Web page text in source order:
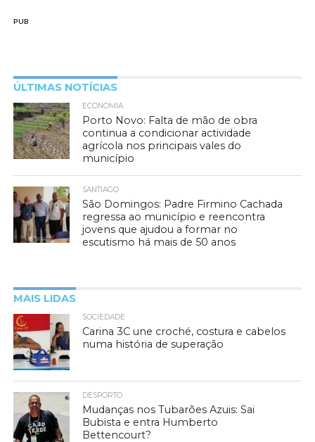
PUB
ÚLTIMAS NOTÍCIAS
ECONOMIA
Porto Novo: Falta de mão de obra
continua a condicionar actividade
agrícola nos principais vales do
município
SANTIAGO
São Domingos: Padre Firmino Cachada
regressa ao município e reencontra
jovens que ajudou a formar no
escutismo há mais de 50 anos
MAIS LIDAS
SOCIEDADE
Carina 3C une croché, costura e cabelos
numa história de superação
DESPORTO
Mudanças nos Tubarões Azuis: Sai
Bubista e entra Humberto
Bettencourt?